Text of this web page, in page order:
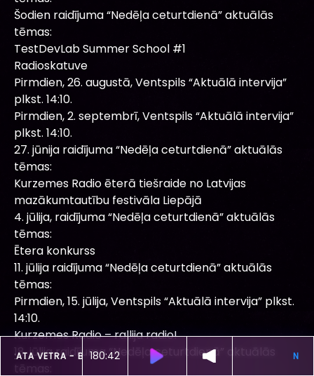
ŠOBRĪD SKANPRATA VETRA - BRONZA
180:38
Šodien raidījuma “Nedēļa ceturtdienā” aktuālās
tēmas:
TestDevLab Summer School #1
Radioskatuve
Pirmdien, 26. augustā, Ventspils “Aktuālā intervija”
plkst. 14:10.
Pirmdien, 2. septembrī, Ventspils “Aktuālā intervija”
plkst. 14:10.
27. jūnija raidījuma “Nedēļa ceturtdienā” aktuālās
tēmas:
Kurzemes Radio ēterā tiešraide no Latvijas
mazākumtautību festivāla Liepājā
4. jūlija, raidījuma “Nedēļa ceturtdienā” aktuālās
tēmas:
Ētera konkurss
11. jūlija raidījuma “Nedēļa ceturtdienā” aktuālās
tēmas:
Pirmdien, 15. jūlija, Ventspils “Aktuālā intervija” plkst.
14:10.
Kurzemes Radio – rallija radio!
18. jūlija raidījuma “Nedēļa ceturtdienā” aktuālās
tēmas: